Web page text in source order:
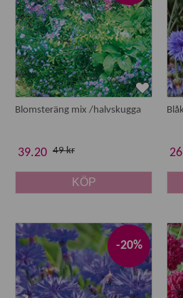
Blomsteräng mix /halvskugga
39.20 49 kr
KÖP
-20%